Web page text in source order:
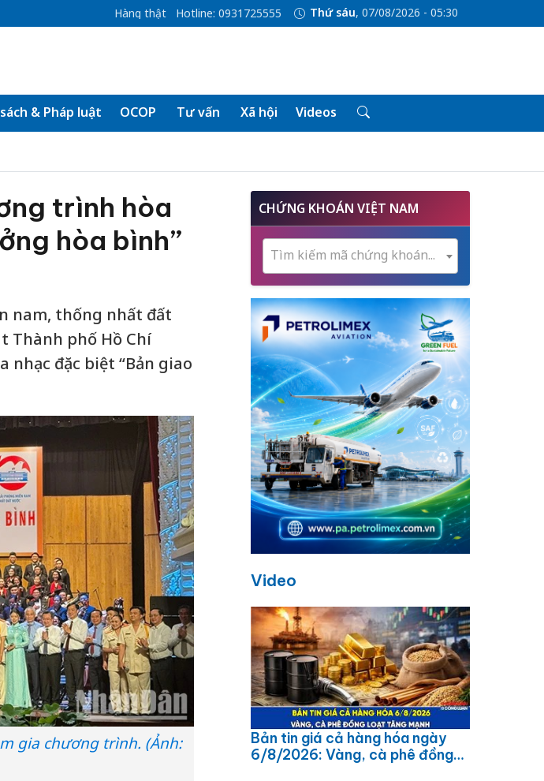
Hàng thật Hotline: 0931725555 Thứ sáu, 07/08/2026 - 05:30
& Pháp luật OCOP Tư vấn Xã hội Videos
trình hòa
hòa bình”
nam, thống nhất đất
Thành phố Hồ Chí
đặc biệt “Bản giao
gia chương trình. (Ảnh:
CHỨNG KHOÁN VIỆT NAM
Tìm kiếm mã chứng khoán...
Video
Bản tin giá cả hàng hóa ngày
6/8/2026: Vàng, cà phê đồng